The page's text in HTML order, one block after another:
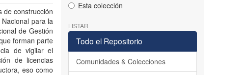
de construcción
para la
de Gestión
forman parte
de vigilar el
de licencias
eso como
Esta colección
LISTAR
Todo el Repositorio
Comunidades & Colecciones